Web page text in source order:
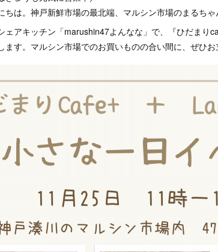
ちは。神戸新鮮市場の最北端、マルシン市場のまるちゃ
ェアキッチン「marushin47よんなな」で、『ひだまり
ます。マルシン市場でのお買いものの合い間に、ぜひお